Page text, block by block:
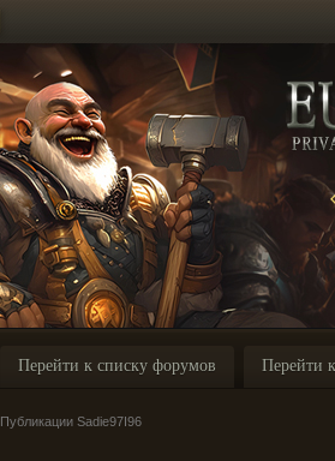
Перейти к списку форумов Перейти
Публикации Sadie97I96